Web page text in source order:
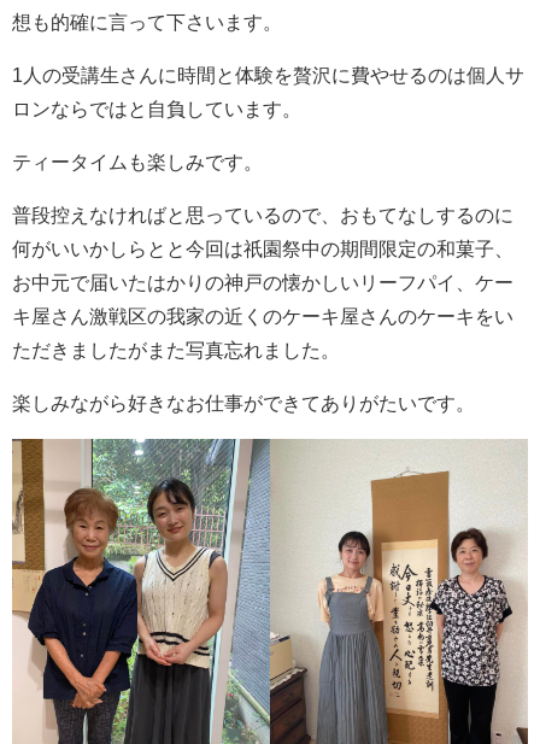
想も的確に言って下さいます。
1人の受講生さんに時間と体験を贅沢に費やせるのは個人サ
ロンならではと自負しています。
ティータイムも楽しみです。
普段控えなければと思っているので、おもてなしするのに
何がいいかしらとと今回は祇園祭中の期間限定の和菓子、
お中元で届いたはかりの神戸の懐かしいリーフパイ、ケー
キ屋さん激戦区の我家の近くのケーキ屋さんのケーキをい
ただきましたがまた写真忘れました。
楽しみながら好きなお仕事ができてありがたいです。